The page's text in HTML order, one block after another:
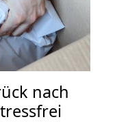
nach